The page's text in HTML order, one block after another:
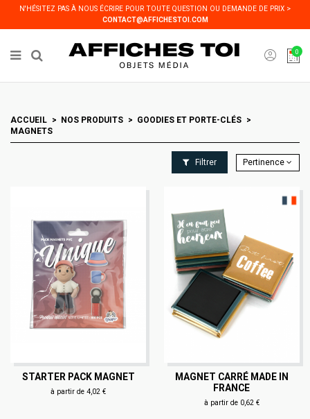
N'HÉSITEZ PAS À NOUS ÉCRIRE POUR TOUTE QUESTION OU DEMANDE DE PRIX >
CONTACT@AFFICHESTOI.COM
0
ACCUEIL NOS PRODUITS
GOODIES ET PORTE-CLÉS
MAGNETS
Filtrer Pertinence
STARTER PACK MAGNET
à partir de 4,02 €
MAGNET CARRÉ MADE IN
FRANCE
à partir de 0,62 €
Panneau de gestion des cookies